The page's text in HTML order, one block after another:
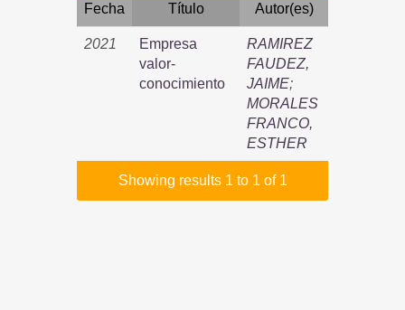
Fecha Título Autor(es)
2021
Empresa
valor-
conocimiento
RAMIREZ
FAUDEZ,
JAIME;
MORALES
FRANCO,
ESTHER
Showing results 1 to 1 of 1